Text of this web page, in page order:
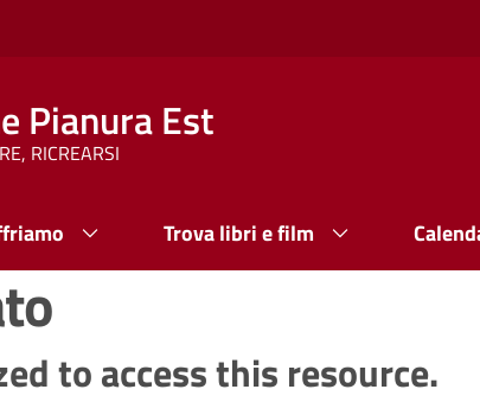
Pianura Est
RICREARSI
Trova libri e film
to access this resource.